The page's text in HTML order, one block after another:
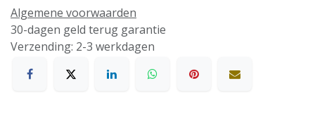
Algemene voorwaarden
30-dagen geld terug garantie
Verzending: 2-3 werkdagen